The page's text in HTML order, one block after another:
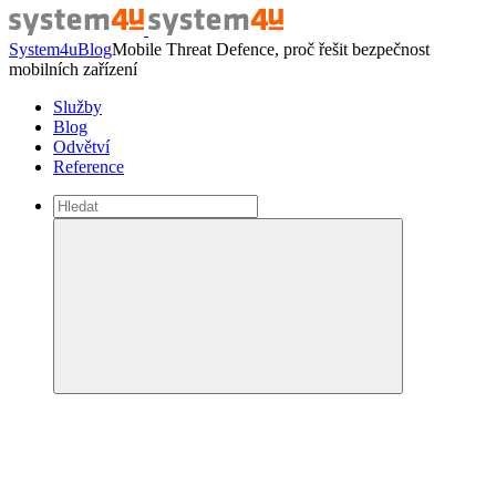
System4uBlogMobile Threat Defence, proč řešit bezpečnost
mobilních zařízení
Služby
Blog
Odvětví
Reference